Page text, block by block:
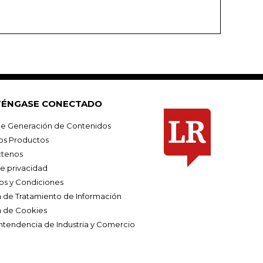
CONECTADO
Generación de Contenidos
Productos
privacidad
y Condiciones
de Tratamiento de Información
de Cookies
de Industria y Comercio